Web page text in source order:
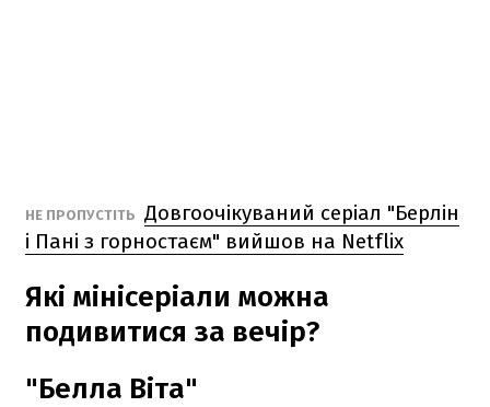
НЕ ПРОПУСТІТЬ Довгоочікуваний серіал "Берлін
і Пані з горностаєм" вийшов на Netflix
Які мінісеріали можна
подивитися за вечір?
"Белла Віта"